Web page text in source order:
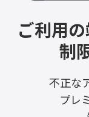
ご利用
制
不正な
プレ